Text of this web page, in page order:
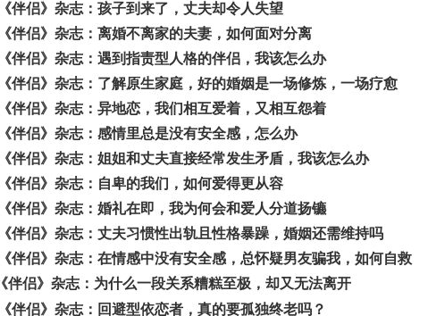
《伴侣》杂志：孩子到来了，丈夫却令人失望
《伴侣》杂志：离婚不离家的夫妻，如何面对分离
《伴侣》杂志：遇到指责型人格的伴侣，我该怎么办
《伴侣》杂志：了解原生家庭，好的婚姻是一场修炼，一场疗愈
《伴侣》杂志：异地恋，我们相互爱着，又相互怨着
《伴侣》杂志：感情里总是没有安全感，怎么办
《伴侣》杂志：姐姐和丈夫直接经常发生矛盾，我该怎么办
《伴侣》杂志：自卑的我们，如何爱得更从容
《伴侣》杂志：婚礼在即，我为何会和爱人分道扬镳
《伴侣》杂志：丈夫习惯性出轨且性格暴躁，婚姻还需维持吗
《伴侣》杂志：在情感中没有安全感，总怀疑男友骗我，如何自救
《伴侣》杂志：为什么一段关系糟糕至极，却又无法离开
《伴侣》杂志：回避型依恋者，真的要孤独终老吗？